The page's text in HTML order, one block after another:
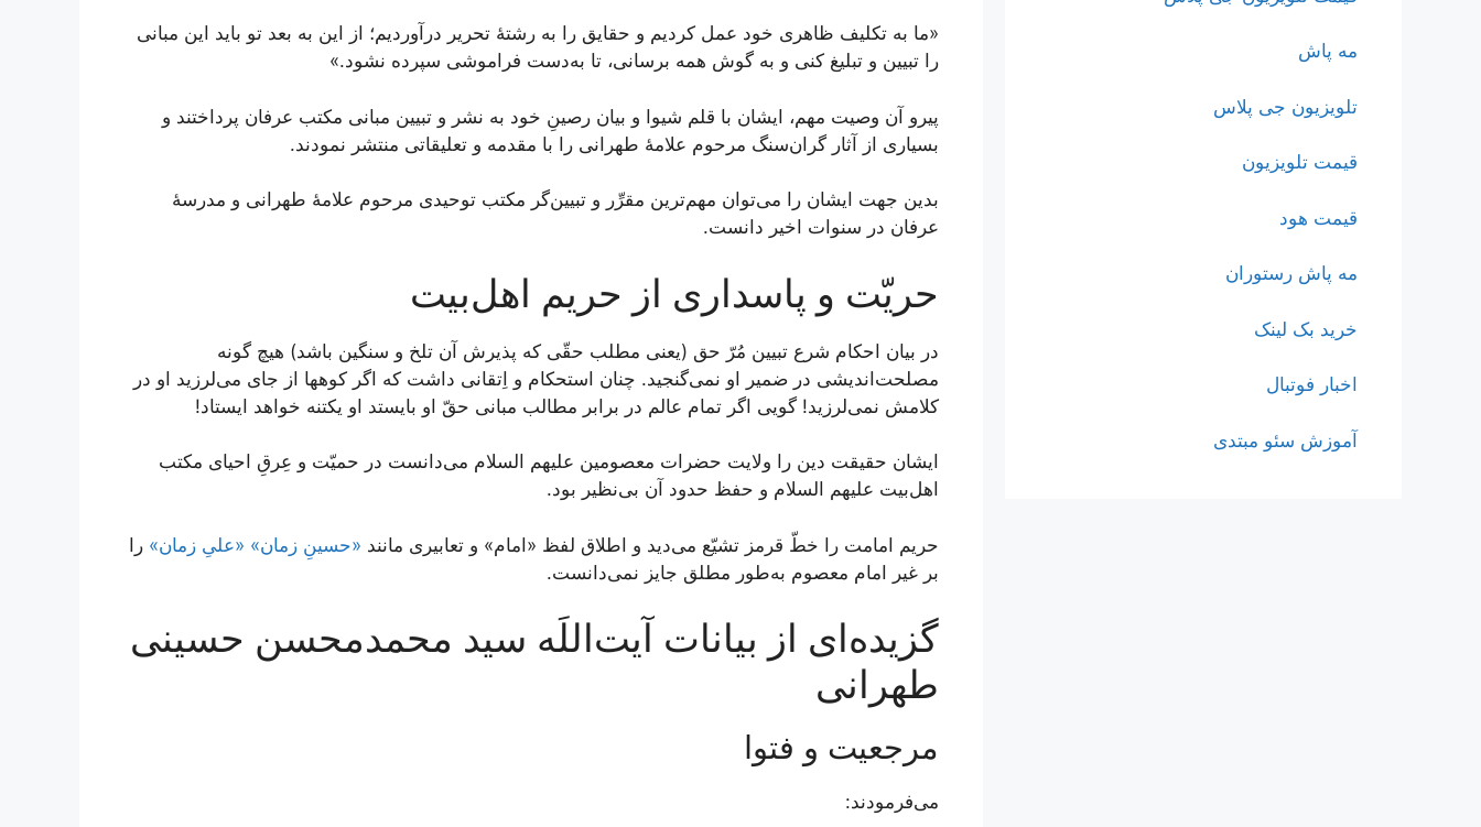
«ما به تكليف ظاهری خود عمل كرديم و حقايق را به رشتۀ تحرير درآورديم؛ از اين به بعد تو باید اين مبانى
را تبیین و تبليغ كنى و به گوش همه برسانى، تا به‌دست فراموشى سپرده نشود.»
پیرو آن وصیت مهم، ایشان با قلم شیوا و بیان رصینِ خود به نشر و تبیین مبانی مکتب عرفان پرداختند و
بسیاری از آثار گران‌سنگ مرحوم علامۀ طهرانی را با مقدمه و تعلیقاتی منتشر نمودند.
بدین جهت ایشان را می‌توان مهم‌ترین مقرِّر و تبیین‌گر مکتب توحیدی مرحوم علامۀ طهرانی و مدرسۀ
عرفان در سنوات اخیر دانست.
حریّت و پاسداری از حریم اهل‌بیت
در بیان احکام شرع تبیین مُرّ حق (یعنی مطلب حقّی که پذیرش آن تلخ و سنگین باشد) هیچ گونه
مصلحت‌اندیشی در ضمیر او نمی‌گنجید. چنان استحکام و اِتقانی داشت که اگر کوه‏ها از جاى می‌لرزید او در
کلامش نمی‌لرزید! گویی اگر تمام عالم در برابر مطالب مبانى حقّ او بایستد او یک‏تنه خواهد ایستاد!
ایشان حقیقت دین را ولایت حضرات معصومین علیهم السلام می‌دانست در حمیّت و عِرقِ احیای مکتب
اهل‌بیت علیهم السلام و حفظ حدود آن بی‌نظیر بود.
حریم امامت را خطّ قرمز تشیّع می‌دید و اطلاق لفظ «امام» و تعابیری مانند «حسینِ زمان» «علیِ زمان» را
بر غیر امام معصوم به‌طور مطلق جایز نمی‌دانست.
گزیده‌ای از بیانات آیت‌اللَه سید محمدمحسن حسینی
طهرانی
مرجعیت و فتوا
می‌فرمودند:
مه پاش
تلویزیون جی پلاس
قیمت تلویزیون
قیمت هود
مه پاش رستوران
خرید بک لینک
اخبار فوتبال
آموزش سئو مبتدی